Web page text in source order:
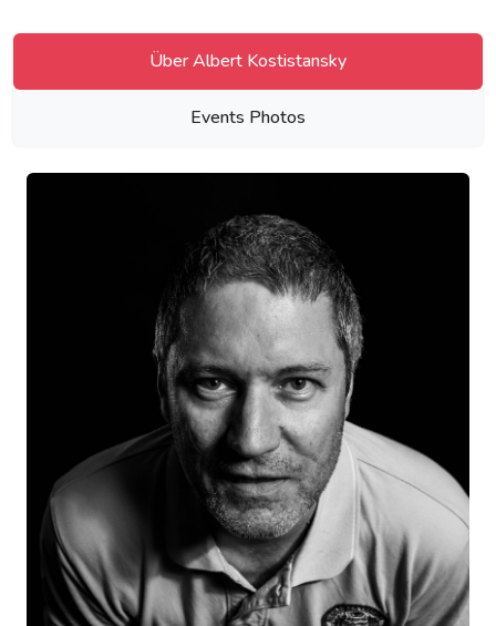
Über Albert Kostistansky
Events Photos